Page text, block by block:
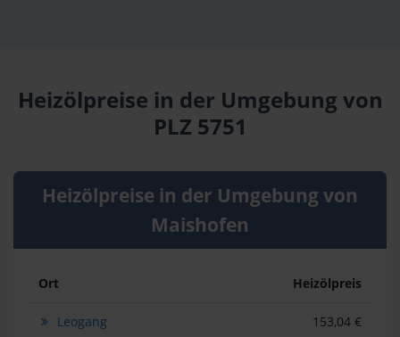
Heizölpreise in der Umgebung von
PLZ 5751
Heizölpreise in der Umgebung von
Maishofen
Ort Heizölpreis
Leogang 153,04 €